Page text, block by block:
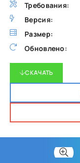
Требования:
Версия:
Размер:
Обновлено:
СКАЧАТЬ